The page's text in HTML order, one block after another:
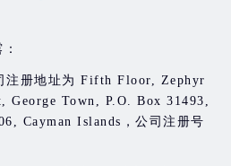
注册地址为 Fifth Floor, Zephyr
George Town, P.O. Box 31493,
Cayman Islands，公司注册号